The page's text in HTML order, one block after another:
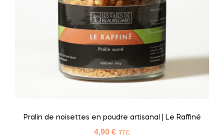
Pralin de noisettes en poudre artisanal | Le Raffiné
4,90 € TTC